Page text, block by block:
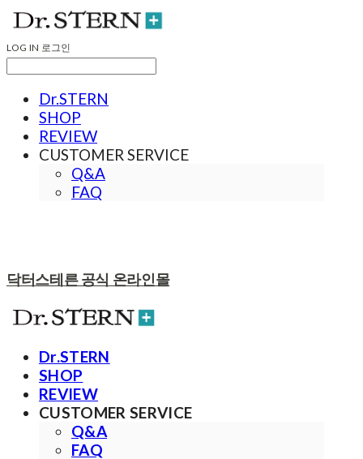
LOG IN 로그인
Dr.STERN
SHOP
REVIEW
CUSTOMER SERVICE
Q&A
FAQ
닥터스테른 공식 온라인몰
Dr.STERN
SHOP
REVIEW
CUSTOMER SERVICE
Q&A
FAQ